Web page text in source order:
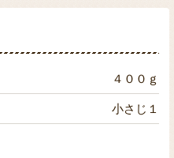
４００ｇ
小さじ１